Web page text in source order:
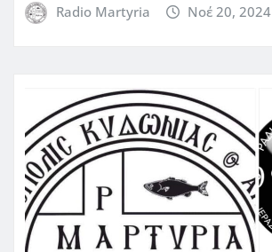
Radio Martyria Νοέ 20, 2024